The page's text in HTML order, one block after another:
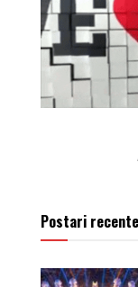
Postari recente